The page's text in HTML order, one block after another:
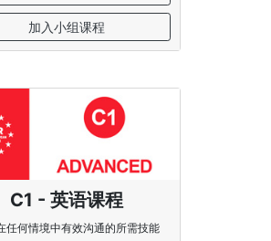
加入小组课程
C1 - 英语课程
任何情境中有效沟通的所需技能